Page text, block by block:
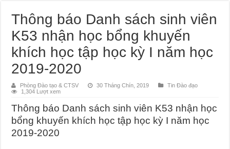
Thông báo Danh sách sinh viên
K53 nhận học bổng khuyến
khích học tập học kỳ I năm học
2019-2020
Phòng Đào tạo & CTSV 30 Tháng Chín, 2019
Tin Đào đạo
1,304 Lượt xem
Thông báo Danh sách sinh viên K53 nhận học
bổng khuyến khích học tập học kỳ I năm học
2019-2020